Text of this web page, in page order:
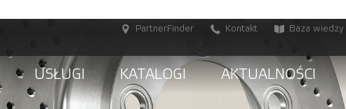
PartnerFinder Kontakt Baza wiedzy
USŁUGI KATALOGI AKTUALNOŚCI